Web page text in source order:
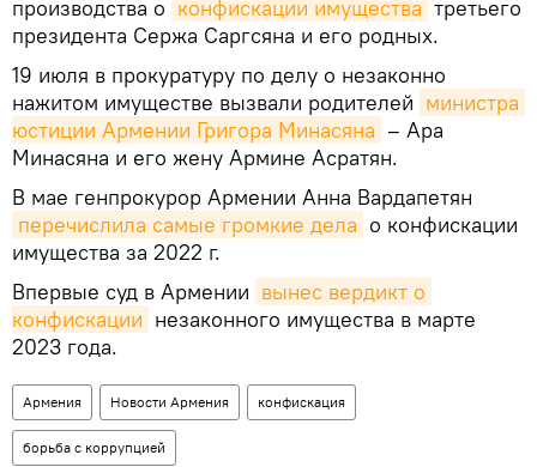
производства о конфискации имущества третьего
президента Сержа Саргсяна и его родных.
19 июля в прокуратуру по делу о незаконно
нажитом имуществе вызвали родителей министра
юстиции Армении Григора Минасяна – Ара
Минасяна и его жену Армине Асратян.
В мае генпрокурор Армении Анна Вардапетян
перечислила самые громкие дела о конфискации
имущества за 2022 г.
Впервые суд в Армении вынес вердикт о
конфискации незаконного имущества в марте
2023 года.
Армения Новости Армения конфискация
борьба с коррупцией